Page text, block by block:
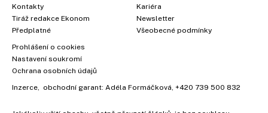
Kontakty
Tiráž redakce Ekonom
Předplatné
Kariéra
Newsletter
Všeobecné podmínky
Prohlášení o cookies
Nastavení soukromí
Ochrana osobních údajů
Inzerce, obchodní garant: Adéla Formáčková, +420 739 500 832